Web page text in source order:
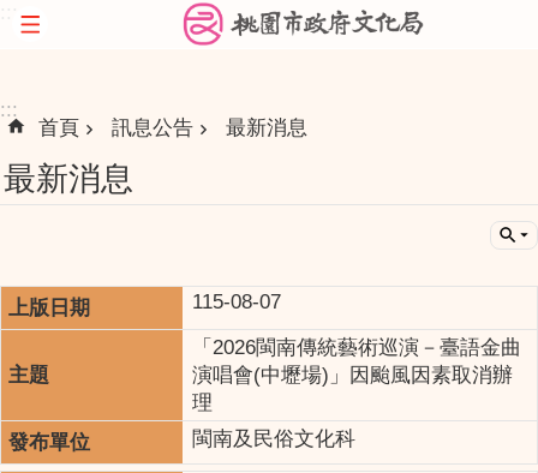
跳到主要內容區塊
:::
首頁 訊息公告 最新消息
最新消息
115-08-07
「2026閩南傳統藝術巡演－臺語金曲
演唱會(中壢場)」因颱風因素取消辦
理
閩南及民俗文化科